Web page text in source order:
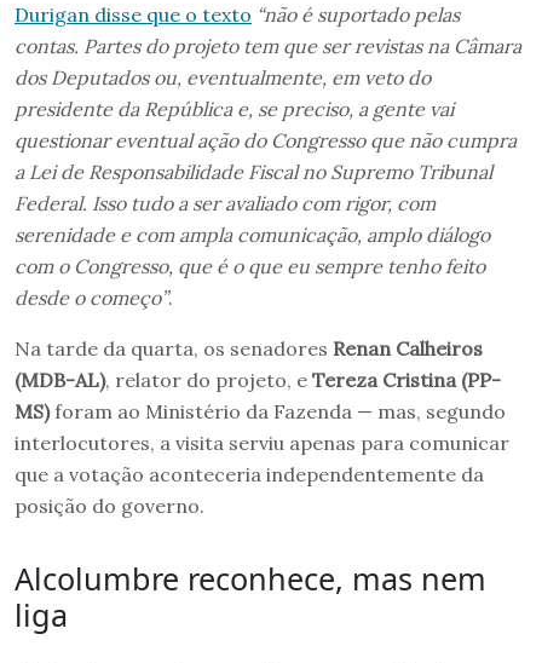
Durigan disse que o texto “não é suportado pelas
contas. Partes do projeto tem que ser revistas na Câmara
dos Deputados ou, eventualmente, em veto do
presidente da República e, se preciso, a gente vai
questionar eventual ação do Congresso que não cumpra
a Lei de Responsabilidade Fiscal no Supremo Tribunal
Federal. Isso tudo a ser avaliado com rigor, com
serenidade e com ampla comunicação, amplo diálogo
com o Congresso, que é o que eu sempre tenho feito
desde o começo”.
Na tarde da quarta, os senadores Renan Calheiros
(MDB-AL), relator do projeto, e Tereza Cristina (PP-
MS)foram ao Ministério da Fazenda — mas, segundo
interlocutores, a visita serviu apenas para comunicar
que a votação aconteceria independentemente da
posição do governo.
Alcolumbre reconhece, mas nem
liga